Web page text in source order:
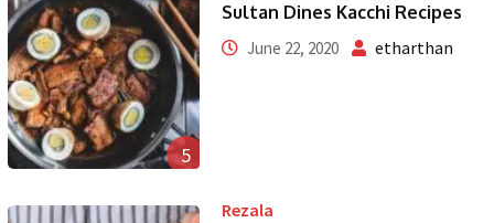
5
Sultan Dines Kacchi Recipes
June 22, 2020 etharthan
Rezala